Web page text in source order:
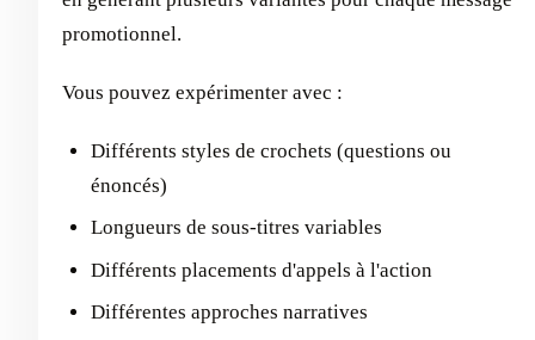
promotionnel.
Vous pouvez expérimenter avec :
Différents styles de crochets (questions ou
énoncés)
Longueurs de sous-titres variables
Différents placements d'appels à l'action
Différentes approches narratives